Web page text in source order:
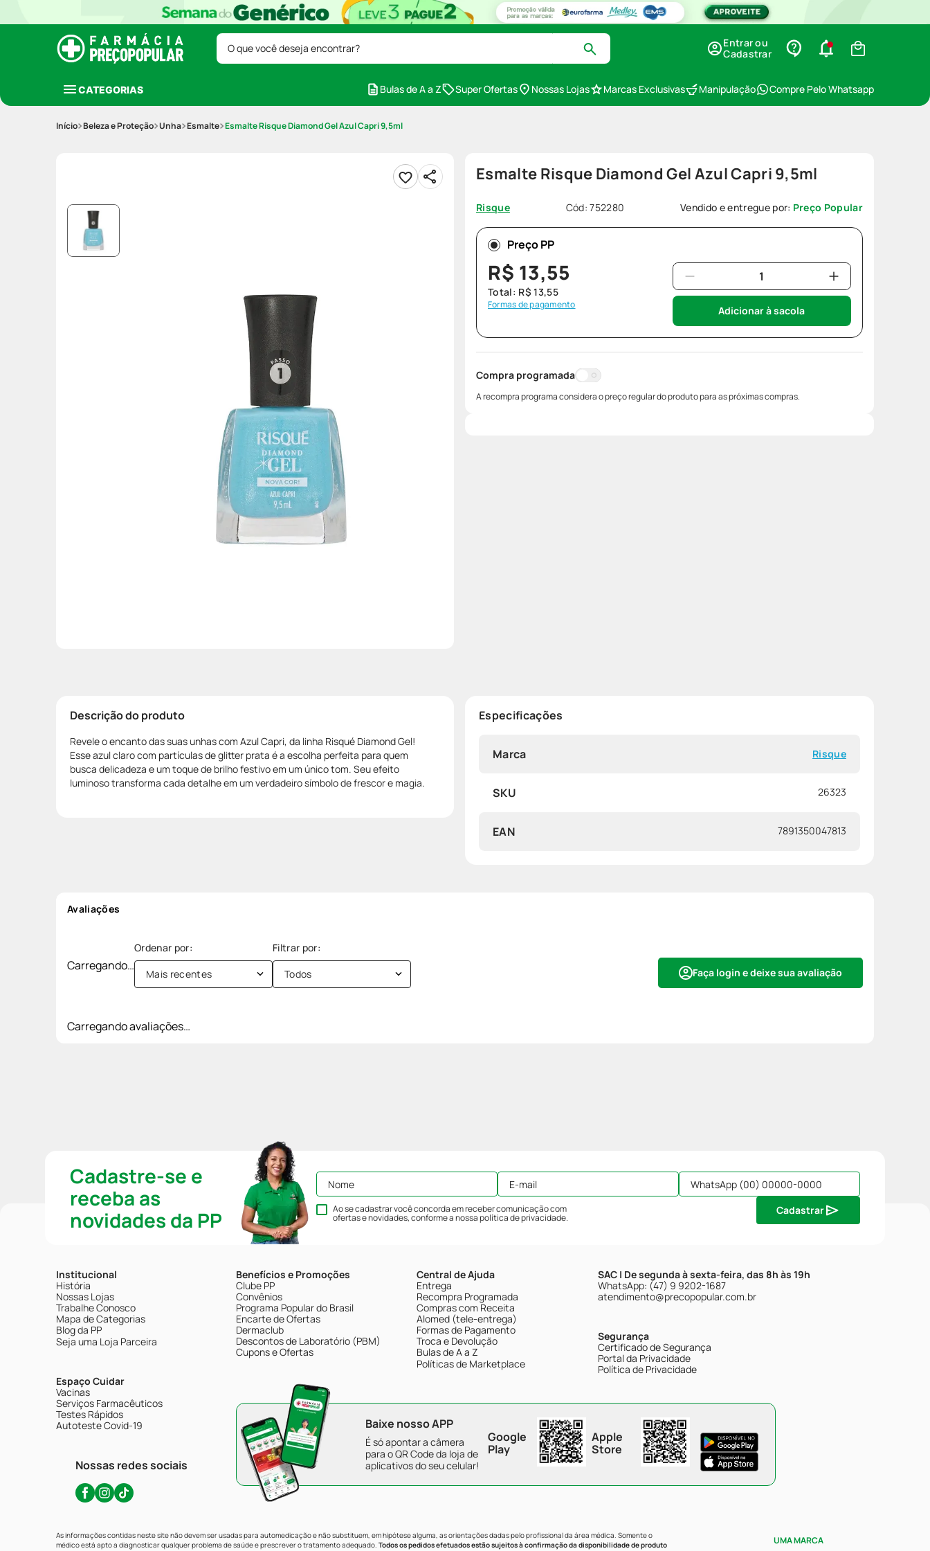
O que você deseja encontrar?
Entrar ou
Cadastrar
CATEGORIAS Bulas de A a Z Super Ofertas Nossas Lojas Marcas Exclusivas Manipulação Compre Pelo Whatsapp
Beleza e Proteção Unha Esmalte Esmalte Risque Diamond Gel Azul Capri 9,5ml
Esmalte Risque Diamond Gel Azul Capri 9,5ml
Risque Cód:752280 Vendido e entregue por: Preço Popular
Preço PP
R$ 13,55
Total: R$ 13,55
Formas de pagamento Adicionar à sacola
Compra programada
A recompra programa considera o preço regular do produto para as próximas compras.
Descrição do produto
Revele o encanto das suas unhas com Azul Capri, da linha Risqué Diamond Gel!
Esse azul claro com partículas de glitter prata é a escolha perfeita para quem
busca delicadeza e um toque de brilho festivo em um único tom. Seu efeito
luminoso transforma cada detalhe em um verdadeiro símbolo de frescor e magia.
Especificações
Marca Risque
SKU 26323
EAN 7891350047813
Avaliações
Carregando… Faça login e deixe sua avaliação
Mais recentes Todos
Carregando avaliações…
Cadastre-se e
receba as
novidades da PP
Ao se cadastrar você concorda em receber comunicação com
ofertas e novidades, conforme a nossapolítica de privacidade.
Cadastrar
Institucional
História
Nossas Lojas
Trabalhe Conosco
Mapa de Categorias
Blog da PP
Seja uma Loja Parceira
Espaço Cuidar
Vacinas
Serviços Farmacêuticos
Testes Rápidos
Autoteste Covid-19
Nossas redes sociais
Benefícios e Promoções
Clube PP
Convênios
Programa Popular do Brasil
Encarte de Ofertas
Dermaclub
Descontos de Laboratório (PBM)
Cupons e Ofertas
Central de Ajuda
Entrega
Recompra Programada
Compras com Receita
Alomed (tele-entrega)
Formas de Pagamento
Troca e Devolução
Bulas de A a Z
Políticas de Marketplace
SAC | De segunda à sexta-feira, das 8h às 19h
WhatsApp: (47) 9 9202-1687
atendimento@precopopular.com.br
Segurança
Certificado de Segurança
Portal da Privacidade
Política de Privacidade
Baixe nosso APP
É só apontar a câmera
para o QR Code da loja de
aplicativos do seu celular!
Google
Play
Apple
Store
As informações contidas neste site não devem ser usadas para automedicação e não substituem, em hipótese alguma, as orientações dadas pelo profissional da área médica. Somente o
médico está apto a diagnosticar qualquer problema de saúde e prescrever o tratamento adequado. Todos os pedidos efetuados estão sujeitos à confirmação da disponibilidade de produto
UMA MARCA